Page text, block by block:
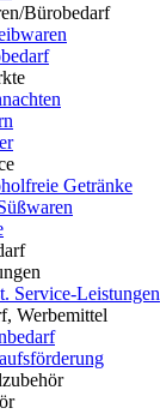
Bürobedarf
Getränke
Service-Leistungen
Werbemittel